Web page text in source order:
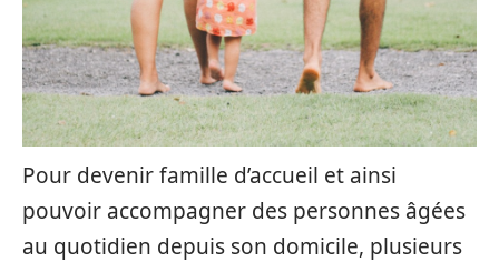
Pour devenir famille d’accueil et ainsi
pouvoir accompagner des personnes âgées
au quotidien depuis son domicile, plusieurs